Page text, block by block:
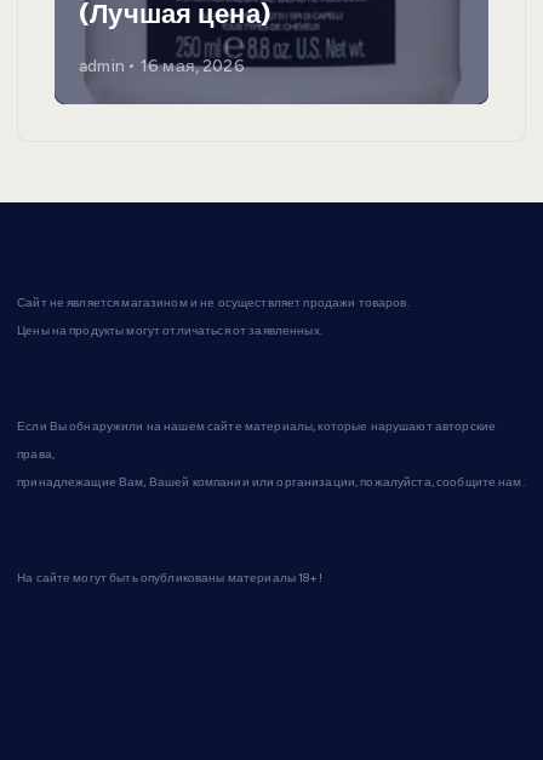
(Лучшая цена)
admin 16 мая, 2026
Сайт не является магазином и не осуществляет продажи товаров.
Цены на продукты могут отличаться от заявленных.
Если Вы обнаружили на нашем сайте материалы, которые нарушают авторские
права,
принадлежащие Вам, Вашей компании или организации, пожалуйста, сообщите нам.
На сайте могут быть опубликованы материалы 18+!